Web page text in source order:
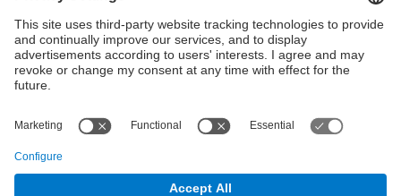
Except where otherwise noted, content on this work is
licensed under a Creative Commons license:Attribution-
NonCommercial-NoDerivs 3.0 Spain